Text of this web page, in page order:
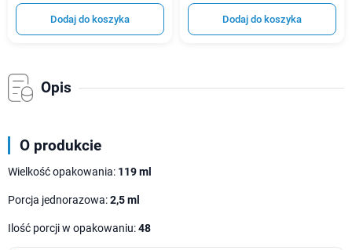
Dodaj do koszyka Dodaj do koszyka
Opis
O produkcie
Wielkość opakowania: 119 ml
Porcja jednorazowa:2,5 ml
Ilość porcji w opakowaniu:48